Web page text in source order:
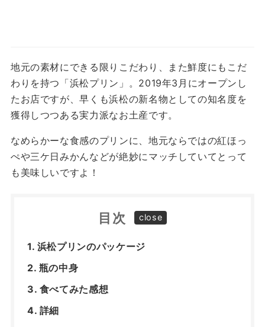
地元の素材にできる限りこだわり、また鮮度にもこだ
わりを持つ「浜松プリン」。2019年3月にオープンし
たお店ですが、早くも浜松の新名物としての知名度を
獲得しつつある実力派なお土産です。
なめらかーな食感のプリンに、地元ならではの紅ほっ
ぺや三ケ日みかんなどが絶妙にマッチしていてとって
も美味しいですよ！
目次
浜松プリンのパッケージ
瓶の中身
食べてみた感想
詳細